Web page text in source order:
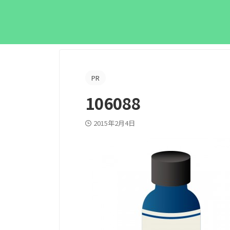
PR
106088
2015年2月4日